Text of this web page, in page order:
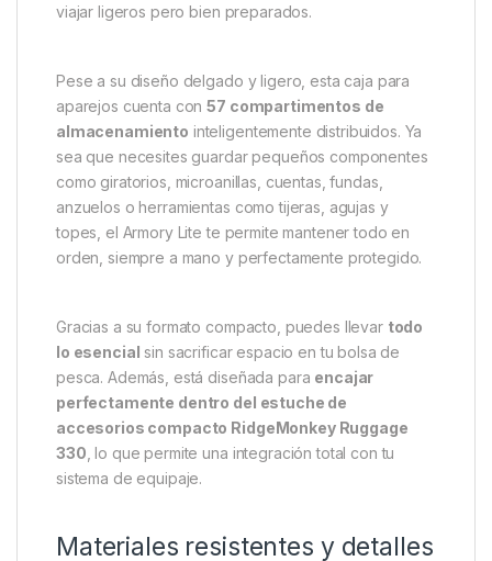
viajar ligeros pero bien preparados.
Pese a su diseño delgado y ligero, esta caja para
aparejos cuenta con57 compartimentos de
almacenamiento inteligentemente distribuidos. Ya
sea que necesites guardar pequeños componentes
como giratorios, microanillas, cuentas, fundas,
anzuelos o herramientas como tijeras, agujas y
topes, el Armory Lite te permite mantener todo en
orden, siempre a mano y perfectamente protegido.
Gracias a su formato compacto, puedes llevar todo
lo esencial sin sacrificar espacio en tu bolsa de
pesca. Además, está diseñada para encajar
perfectamente dentro del estuche de
accesorios compacto RidgeMonkey Ruggage
330 , lo que permite una integración total con tu
sistema de equipaje.
Materiales resistentes y detalles